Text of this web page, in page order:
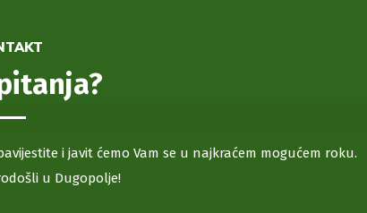
i javit ćemo Vam se u najkraćem mogućem roku.
u Dugopolje!